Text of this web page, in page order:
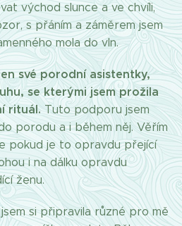
východ slunce a ve chvíli,
s přáním a záměrem jsem
mola do vln.
své porodní asistentky,
se kterými jsem prožila
rituál.Tuto podporu jsem
porodu a i během něj. Věřím
pokud je to opravdu přející
i na dálku opravdu
ženu.
si připravila různé pro mě